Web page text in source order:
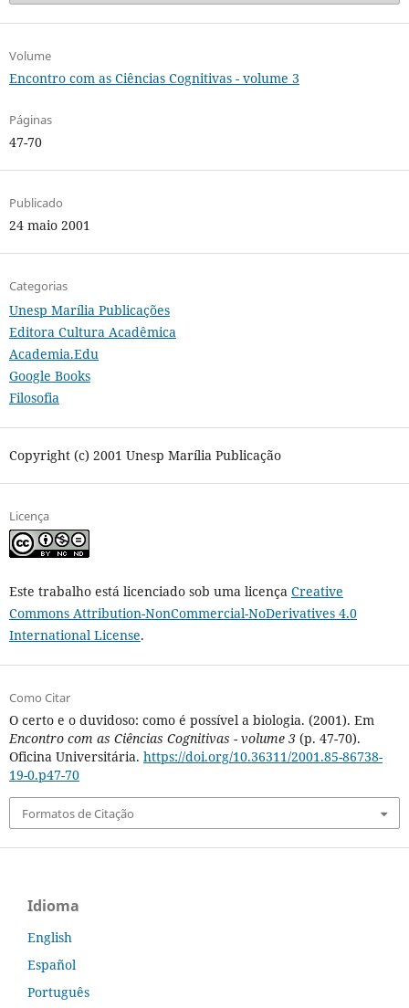
Volume
Encontro com as Ciências Cognitivas - volume 3
Páginas
47-70
Publicado
24 maio 2001
Categorias
Unesp Marília Publicações
Editora Cultura Acadêmica
Academia.Edu
Google Books
Filosofia
Copyright (c) 2001 Unesp Marília Publicação
Licença
Este trabalho está licenciado sob uma licença Creative
Commons Attribution-NonCommercial-NoDerivatives 4.0
International License.
Como Citar
O certo e o duvidoso: como é possível a biologia. (2001). Em
Encontro com as Ciências Cognitivas - volume 3(p. 47-70).
Oficina Universitária. https://doi.org/10.36311/2001.85-86738-
19-0.p47-70
Formatos de Citação
Idioma
English
Español
Português